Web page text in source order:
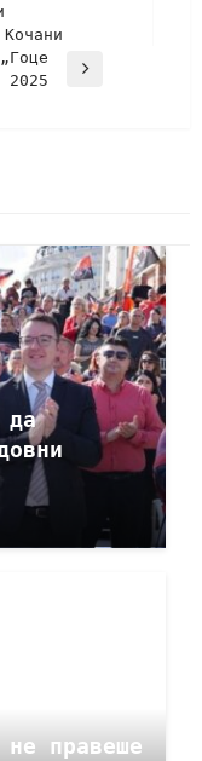
2025
да
правеше